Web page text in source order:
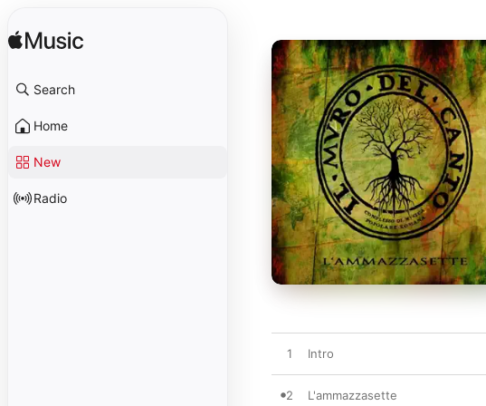
Search
Home
New
Radio
1 Intro
2 L'ammazzasette